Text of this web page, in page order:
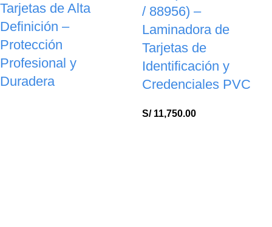
Tarjetas de Alta
Definición –
Protección
Profesional y
Duradera
/ 88956) –
Laminadora de
Tarjetas de
Identificación y
Credenciales PVC
S/11,750.00